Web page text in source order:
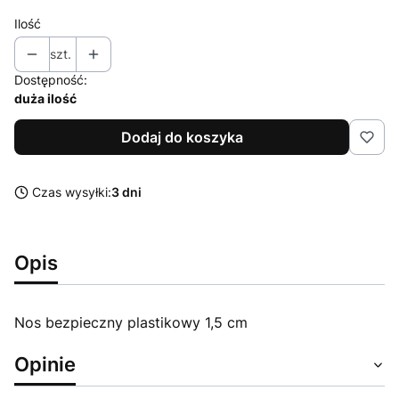
Ilość
szt.
Dostępność:
duża ilość
Dodaj do koszyka
Czas wysyłki:3 dni
Opis
Nos bezpieczny plastikowy 1,5 cm
Opinie